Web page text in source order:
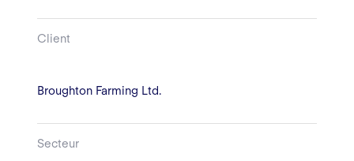
Client
Broughton Farming Ltd.
Secteur